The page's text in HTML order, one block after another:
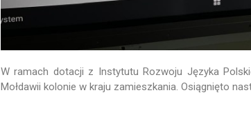
W ramach dotacji z Instytutu Rozwoju Języka
Mołdawii kolonie w kraju zamieszkania. Osiągnięto